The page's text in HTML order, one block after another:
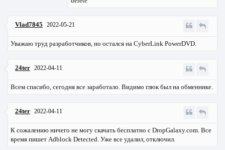
Vlad7845 2022-05-21
Уважаю труд разработчиков, но остался на CyberLink PowerDVD.
24ter 2022-04-11
Всем спасибо, сегодня все заработало. Видимо глюк был на обменнике.
24ter 2022-04-11
К сожалению ничего не могу скачать бесплатно с DropGalaxy.com. Все
время пишет Adblock Detected. Уже все удалил, отключил.